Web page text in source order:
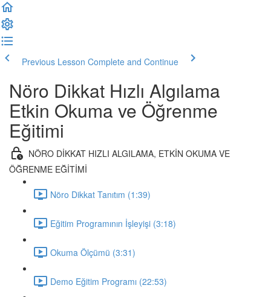
Previous Lesson Complete and Continue
Nöro Dikkat Hızlı Algılama
Etkin Okuma ve Öğrenme
Eğitimi
NÖRO DİKKAT HIZLI ALGILAMA, ETKİN OKUMA VE
ÖĞRENME EĞİTİMİ
Nöro Dikkat Tanıtım (1:39)
Eğitim Programının İşleyişi (3:18)
Okuma Ölçümü (3:31)
Demo Eğitim Programı (22:53)